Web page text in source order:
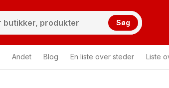
Søg
Andet Blog En liste over steder Liste